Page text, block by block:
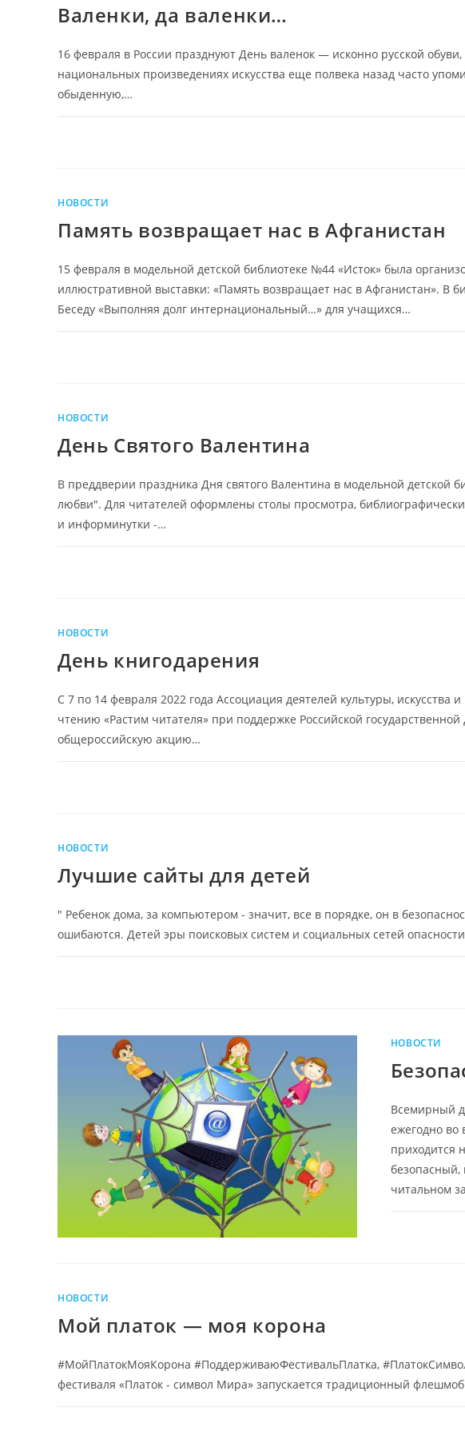
Валенки, да валенки…
16 февраля в России празднуют День валенок — исконно русской
национальных произведениях искусства еще полвека назад часто
обыденную,…
НОВОСТИ
Память возвращает нас в Афганистан
15 февраля в модельной детской библиотеке №44 «Исток» была
иллюстративной выставки: «Память возвращает нас в Афганистан». В
Беседу «Выполняя долг интернациональный…» для учащихся…
НОВОСТИ
День Святого Валентина
В преддверии праздника Дня святого Валентина в модельной
любви". Для читателей оформлены столы просмотра,
и информинутки -…
НОВОСТИ
День книгодарения
С 7 по 14 февраля 2022 года Ассоциация деятелей культуры,
чтению «Растим читателя» при поддержке Российской
общероссийскую акцию…
НОВОСТИ
Лучшие сайты для детей
" Ребенок дома, за компьютером - значит, все в порядке, он в
ошибаются. Детей эры поисковых систем и социальных сетей
НОВОСТИ
Всемирный
ежегодно во
приходится
читальном
НОВОСТИ
Мой платок — моя корона
#МойПлатокМояКорона #ПоддерживаюФестивальПлатка,
фестиваля «Платок - символ Мира» запускается традиционный